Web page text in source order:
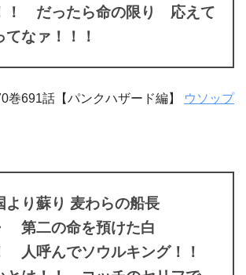
！ だったら命の限り 応えて
てなァ！！！
巻691話【パンクハザード編】 ウソップ
より蘇り 麦わらの船長
第二の命を預けた白
人呼んでソウルキング！！